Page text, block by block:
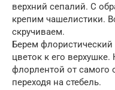
верхний сепалий. С
крепим чашелистики.
скручиваем.
Берем
цветок к его
флорлентой от самого
переходя на стебель.